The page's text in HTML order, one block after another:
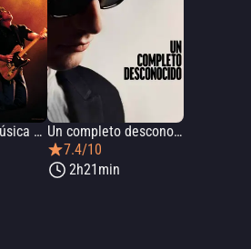
Springsteen: Música de ninguna parte
Un completo desconocido
7.4/10
2h21min